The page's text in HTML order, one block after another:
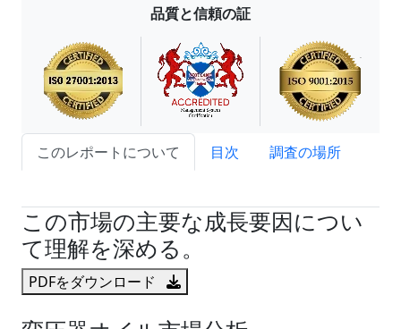
品質と信頼の証
このレポートについて 目次
調査の場所
この市場の主要な成長要因につい
て理解を深める。
PDFをダウンロード